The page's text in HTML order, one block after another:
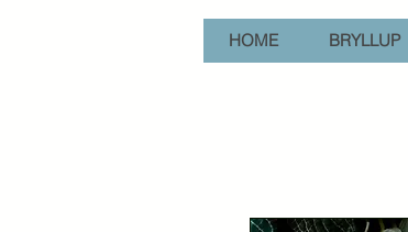
HOME BRYLLUP